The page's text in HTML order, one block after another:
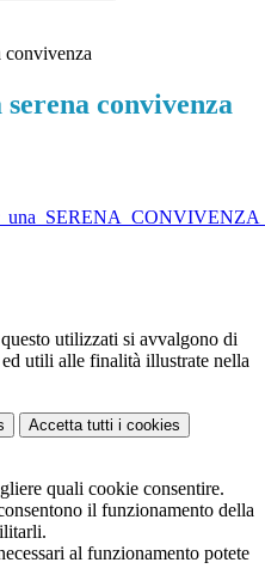
convivenza
convivenza
utilizzati si avvalgono di
utili alle finalità illustrate nella
Accetta tutti i cookies
quali cookie consentire.
il funzionamento della
al funzionamento potete